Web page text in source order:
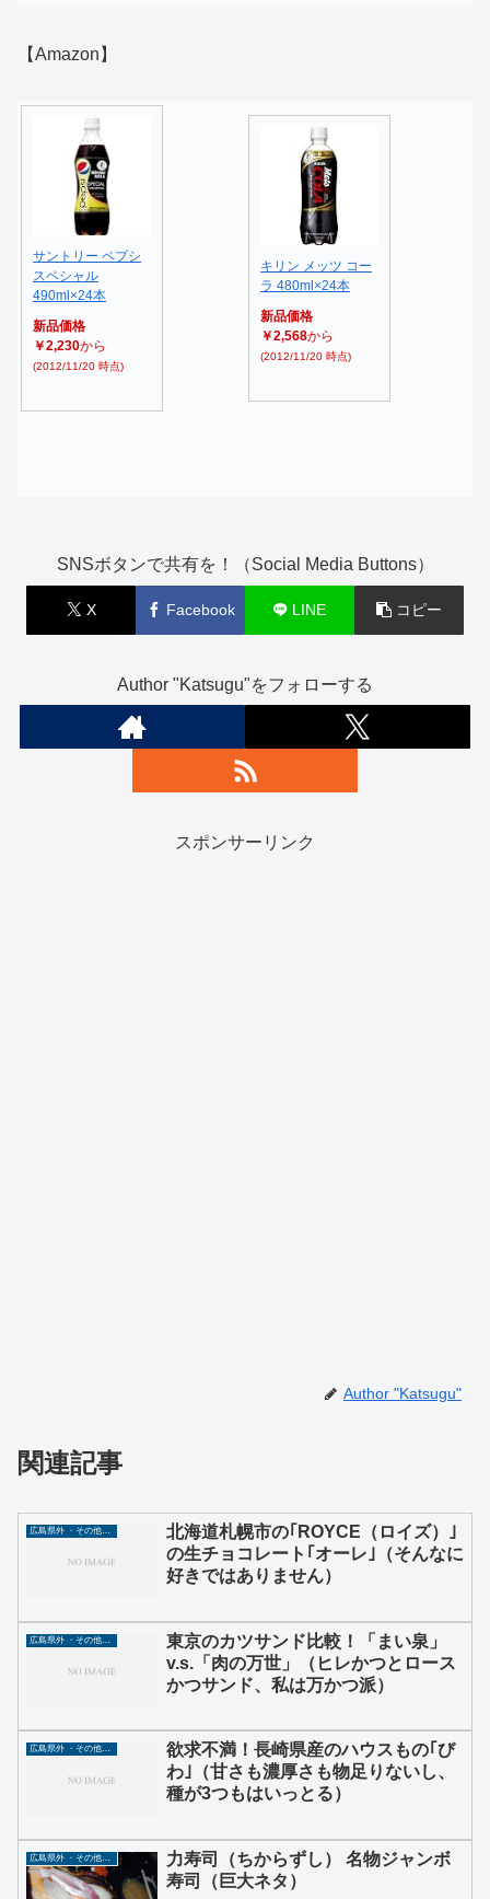
【Amazon】
サントリー ペプシ
スペシャル
490ml×24本
新品価格
￥2,230から
(2012/11/20 時点)
キリン メッツ コー
ラ 480ml×24本
新品価格
￥2,568から
(2012/11/20 時点)
SNSボタンで共有を！（Social Media Buttons）
X Facebook LINE コピー
Author "Katsugu"をフォローする
スポンサーリンク
Author "Katsugu"
関連記事
広島県外 ・その他グルメ
北海道札幌市の｢ROYCE（ロイズ）｣
の生チョコレート｢オーレ｣（そんなに
好きではありません）
東京のカツサンド比較！「まい泉」
v.s.「肉の万世」（ヒレかつとロース
かつサンド、私は万かつ派）
広島県外 ・その他グルメ
欲求不満！長崎県産のハウスもの｢び
わ｣（甘さも濃厚さも物足りないし、
種が3つもはいっとる）
広島県外 ・その他グルメ
力寿司（ちからずし） 名物ジャンボ
寿司（巨大ネタ）